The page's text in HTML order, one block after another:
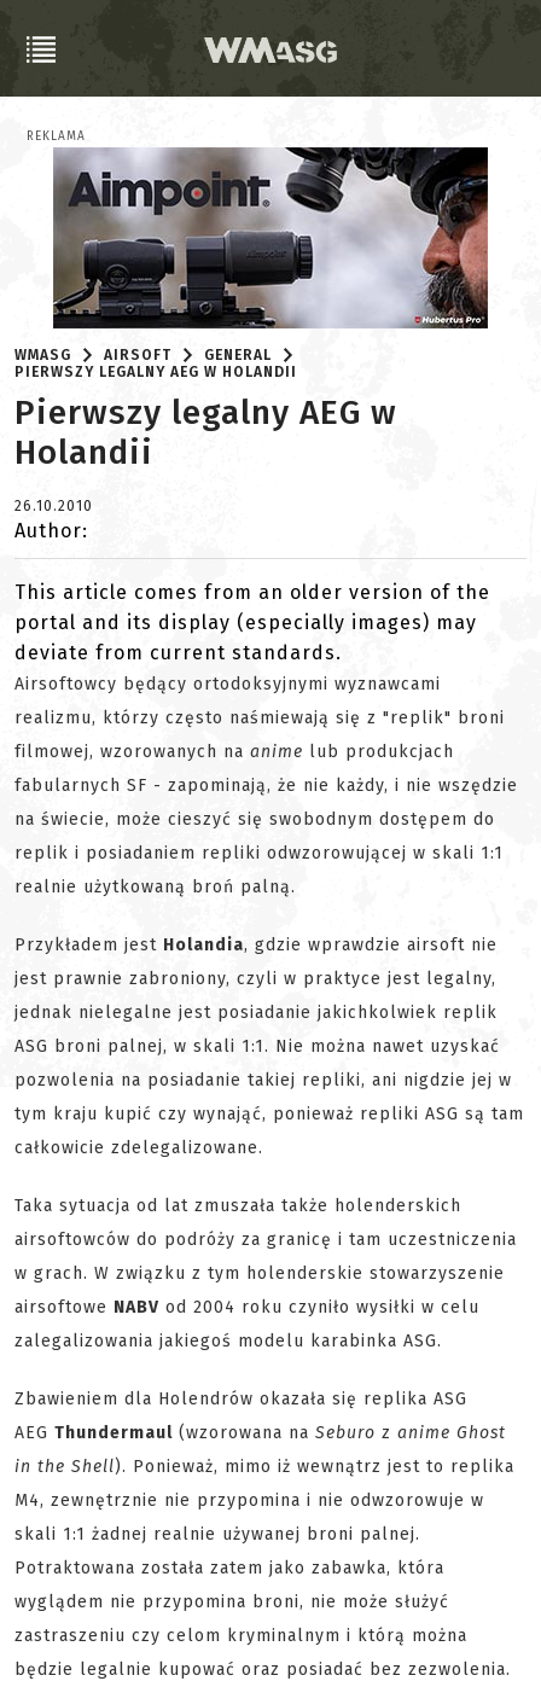
REKLAMA
WMASG AIRSOFT
GENERAL
PIERWSZY LEGALNY AEG W HOLANDII
Pierwszy legalny AEG w
Holandii
26.10.2010
Author:
This article comes from an older version of the
portal and its display (especially images) may
deviate from current standards.
Airsoftowcy będący ortodoksyjnymi wyznawcami
realizmu, którzy często naśmiewają się z "replik" broni
filmowej, wzorowanych na anime lub produkcjach
fabularnych SF - zapominają, że nie każdy, i nie wszędzie
na świecie, może cieszyć się swobodnym dostępem do
replik i posiadaniem repliki odwzorowującej w skali 1:1
realnie użytkowaną broń palną.
Przykładem jest Holandia, gdzie wprawdzie airsoft nie
jest prawnie zabroniony, czyli w praktyce jest legalny,
jednak nielegalne jest posiadanie jakichkolwiek replik
ASG broni palnej, w skali 1:1. Nie można nawet uzyskać
pozwolenia na posiadanie takiej repliki, ani nigdzie jej w
tym kraju kupić czy wynająć, ponieważ repliki ASG są tam
całkowicie zdelegalizowane.
Taka sytuacja od lat zmuszała także holenderskich
airsoftowców do podróży za granicę i tam uczestniczenia
w grach. W związku z tym holenderskie stowarzyszenie
airsoftowe NABV od 2004 roku czyniło wysiłki w celu
zalegalizowania jakiegoś modelu karabinka ASG.
Zbawieniem dla Holendrów okazała się replika ASG
AEG Thundermaul (wzorowana na Seburo z anime Ghost
in the Shell). Ponieważ, mimo iż wewnątrz jest to replika
M4, zewnętrznie nie przypomina i nie odwzorowuje w
skali 1:1 żadnej realnie używanej broni palnej.
Potraktowana została zatem jako zabawka, która
wyglądem nie przypomina broni, nie może służyć
zastraszeniu czy celom kryminalnym i którą można
będzie legalnie kupować oraz posiadać bez zezwolenia.